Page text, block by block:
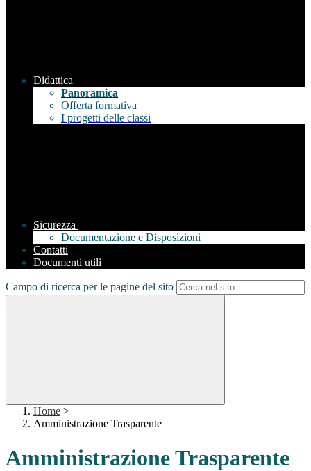
Didattica
Panoramica
Offerta formativa
I progetti delle classi
Sicurezza
Documentazione e Disposizioni
Contatti
Documenti utili
Campo di ricerca per le pagine del sito
Home >
Amministrazione Trasparente
Amministrazione Trasparente